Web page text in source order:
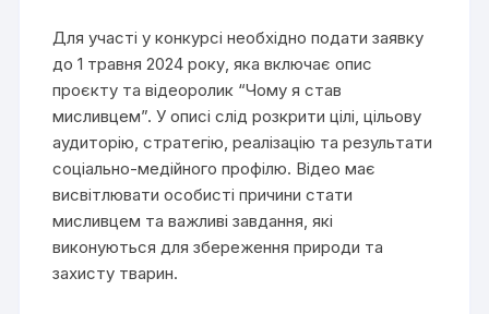
Для участі у конкурсі необхідно подати заявку
до 1 травня 2024 року, яка включає опис
проєкту та відеоролик “Чому я став
мисливцем”. У описі слід розкрити цілі, цільову
аудиторію, стратегію, реалізацію та результати
соціально-медійного профілю. Відео має
висвітлювати особисті причини стати
мисливцем та важливі завдання, які
виконуються для збереження природи та
захисту тварин.